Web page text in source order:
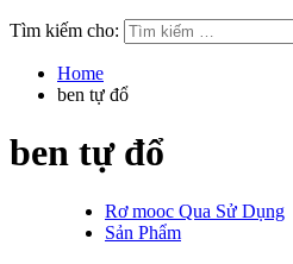
Tìm kiếm cho:
Home
ben tự đổ
ben tự đổ
Rơ mooc Qua Sử Dụng
Sản Phẩm